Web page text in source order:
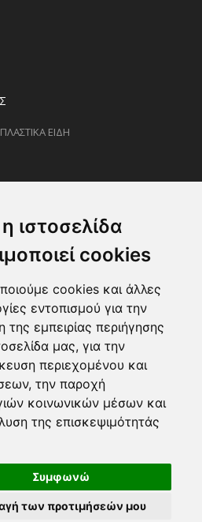
ιστοσελίδα
cookies
cookies και άλλες
εντοπισμού για την
της εμπειρίας περιήγησης
μας, για την
περιεχομένου και
την παροχή
κοινωνικών μέσων και
της επισκεψιμότητάς
Συμφωνώ
των προτιμήσεών μου
ΕΙΔΗ